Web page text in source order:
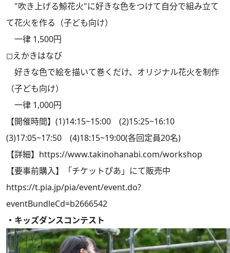
"吹き上げる鯨花火"に好きな色をつけて自分で組み立て
て花火を作る（子ども向け）
一律 1,500円
◻︎えかきはなび
好きな色で絵を描いて巻くだけ、オリジナル花火を制作
（子ども向け）
一律 1,000円
【開催時間】(1)14:15~15:00 (2)15:25~16:10
(3)17:05~17:50 (4)18:15~19:00(各回定員20名)
【詳細】 https://www.takinohanabi.com/workshop
【要事前購入】「チケットぴあ」にて販売中
https://t.pia.jp/pia/event/event.do?
eventBundleCd=b2666542
・キッズダンスコンテスト